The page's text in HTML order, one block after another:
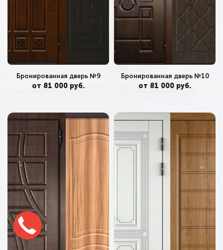
Бронированная дверь №9
от 81 000 руб.
Бронированная дверь №10
от 81 000 руб.